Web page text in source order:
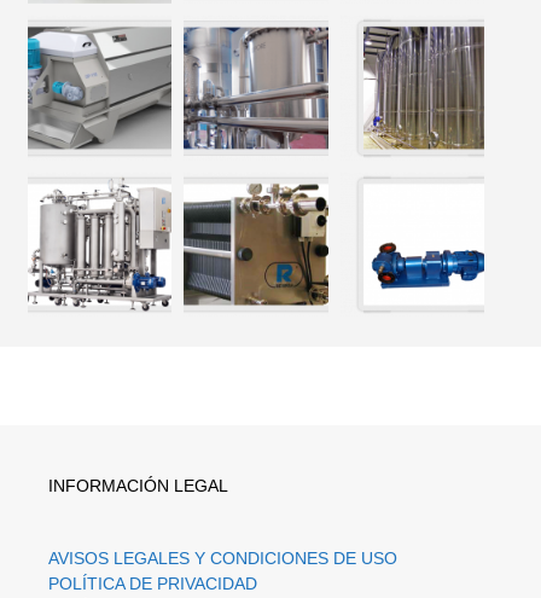
INFORMACIÓN LEGAL
AVISOS LEGALES Y CONDICIONES DE USO
POLÍTICA DE PRIVACIDAD